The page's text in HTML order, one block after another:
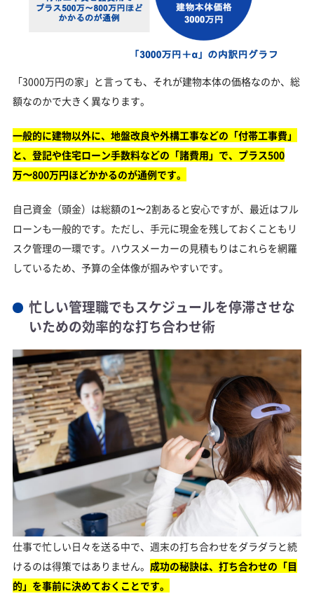
「3000万円の家」と言っても、それが建物本体の価格なのか、総
額なのかで大きく異なります。
一般的に建物以外に、地盤改良や外構工事などの「付帯工事費」
と、登記や住宅ローン手数料などの「諸費用」で、プラス500
万〜800万円ほどかかるのが通例です。
自己資金（頭金）は総額の1〜2割あると安心ですが、最近はフル
ローンも一般的です。ただし、手元に現金を残しておくこともリ
スク管理の一環です。ハウスメーカーの見積もりはこれらを網羅
しているため、予算の全体像が掴みやすいです。
忙しい管理職でもスケジュールを停滞させな
いための効率的な打ち合わせ術
仕事で忙しい日々を送る中で、週末の打ち合わせをダラダラと続
けるのは得策ではありません。 成功の秘訣は、打ち合わせの「目
的」を事前に決めておくことです。